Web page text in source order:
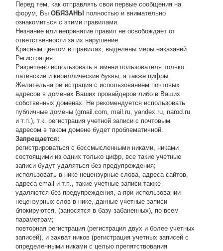
Перед тем, как отправлять свои первые сообщения на
форум, ВыОБЯЗАНЫ полностью и внимательно
ознакомиться с этими правилами.
Незнание или непринятие правил не освобождает от
ответственности за их нарушение.
Красным цветом в правилах, выделены меры наказаний.
Регистрация
Разрешено использовать в имени пользователя только
латинские и кириллические буквы, а также цифры.
Желательна регистрация с использованием почтовых
адресов в доменах Ваших провайдеров либо в Ваших
собственных доменах. Не рекомендуется использовать
публичные домены (gmail.com, mail.ru, yandex.ru, narod.ru
и т.п.), т.к. регистрация учетной записи с почтовым
адресом в таком домене будет проблематичной.
Запрещается:
регистрироваться с бессмысленными никами, никами
состоящими из одних только цифр, все такие учетные
записи будут удаляться без предупреждения;
использовать в нике нецензурные слова, адреса сайтов,
адреса email и т.п., такие учетные записи также
удаляются без предупреждения, а при использовании
нецензурных слов в нике, данные учетные записи
блокируются, (заносятся в базу забаненных), по всем
параметрам;
повторная регистрация (регистрация двух и более учетных
записей), и захват ников (регистрация учетных записей с
определенными никами с целью препятствования